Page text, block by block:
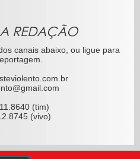
REDAÇÃO
canais abaixo, ou ligue para
(tim)
(vivo)